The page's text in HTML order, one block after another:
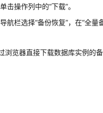
击操作列中的“下载”。
航栏选择“备份恢复”，在“全量
浏览器直接下载数据库实例的